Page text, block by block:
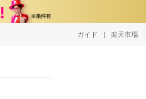
ガイド | 楽天市場